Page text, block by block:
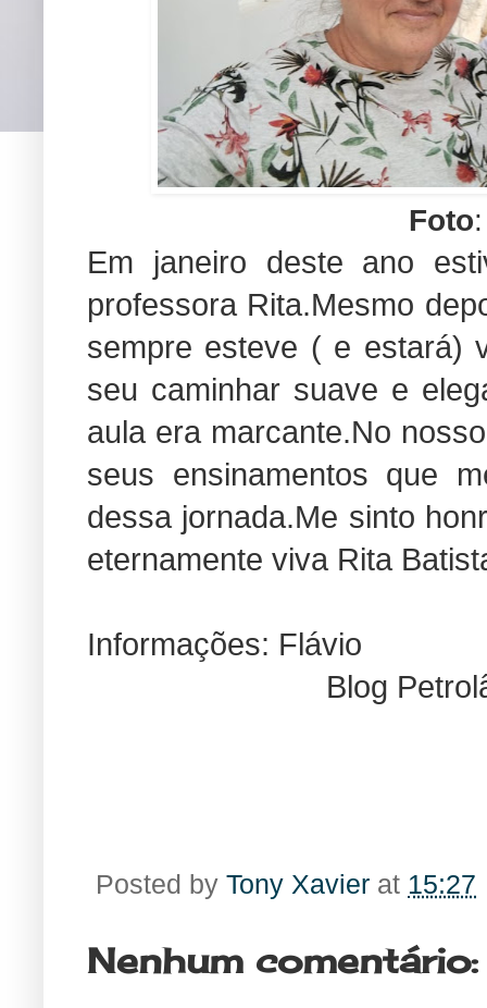
Foto:
Em janeiro deste ano
professora Rita.Mesmo
sempre esteve ( e estará)
seu caminhar suave e
aula era marcante.No
seus ensinamentos que
dessa jornada.Me sinto
eternamente viva Rita
Informações: Flávio
Blog
Posted by Tony Xavier at 15:27
Nenhum comentário: